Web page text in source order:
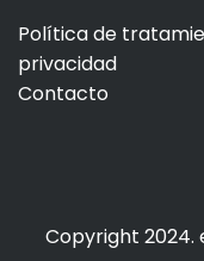
Política de
privacidad
Contacto
Copyright 2024.